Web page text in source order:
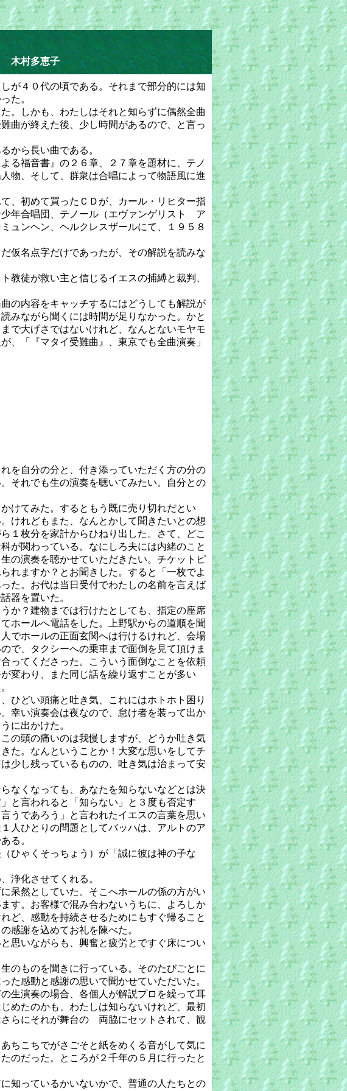
が４０代の頃である。それまで部分的には知
た。
。しかも、わたしはそれと知らずに偶然全曲
曲が終えた後、少し時間があるので、と言っ
から長い曲である。
る福音書』の２６章、２７章を題材に、テノ
物、そして、群衆は合唱によって物語風に進
、初めて買ったＣＤが、カール・リヒター指
年合唱団、テノール（エヴァンゲリスト ア
ンヘン、ヘルクレスザールにて、１９５８
仮名点字だけであったが、その解説を読みな
徒が救い主と信じるイエスの捕縛と裁判、
の内容をキャッチするにはどうしても解説が
みながら聞くには時間が足りなかった。かと
で大げさではないけれど、なんとないモヤモ
、「『マタイ受難曲』、東京でも全曲演奏」
を自分の分と、付き添っていただく方の分の
それでも生の演奏を聴いてみたい。自分との
けてみた。するともう既に売り切れだとい
けれどもまた、なんとかして聞きたいとの想
１枚分を家計からひねり出した。さて、どこ
が関わっている。なにしろ夫には内緒のこと
の演奏を聴かせていただきたい。チケットピ
れますか？とお聞きした。すると「一枚でよ
た。お代は当日受付でわたしの名前を言えば
器を置いた。
か？建物までは行けたとしても、指定の座席
ホールへ電話をした。上野駅からの道順を聞
でホールの正面玄関へは行けるけれど、会場
で、タクシーへの乗車まで面倒を見て頂けま
ってくださった。こういう面倒なことを依頼
変わり、また同じ話を繰り返すことが多い
ひどい頭痛と吐き気、これにはホトホト困り
幸い演奏会は夜なので、怠け者を装って出か
に出かけた。
の頭の痛いのは我慢しますが、どうか吐き気
た。なんということか！大変な思いをしてチ
少し残っているものの、吐き気は治まって安
なくなっても、あなたを知らないなどとは決
と言われると「知らない」と３度も否定す
うであろう」と言われたイエスの言葉を思い
人ひとりの問題としてバッハは、アルトのア
る。
ひゃくそっちょう）が「誠に彼は神の子な
浄化させてくれる。
呆然としていた。そこへホールの係の方がい
す。お客様で混み合わないうちに、よろしか
ど、感動を持続させるためにもすぐ帰ること
感謝を込めてお礼を陳べた。
思いながらも、興奮と疲労とですぐ床につい
のものを聞きに行っている。そのたびごとに
た感動と感謝の思いで聞かせていただいた。
生演奏の場合、各個人が解説プロを繰って耳
めたのかも、わたしは知らないけれど、最初
らにそれが舞台の 両脇にセットされて、観
ちこちでがさごそと紙をめくる音がして気に
のだった。ところが２千年の５月に行ったと
知っているかいないかで、普通の人たちとの